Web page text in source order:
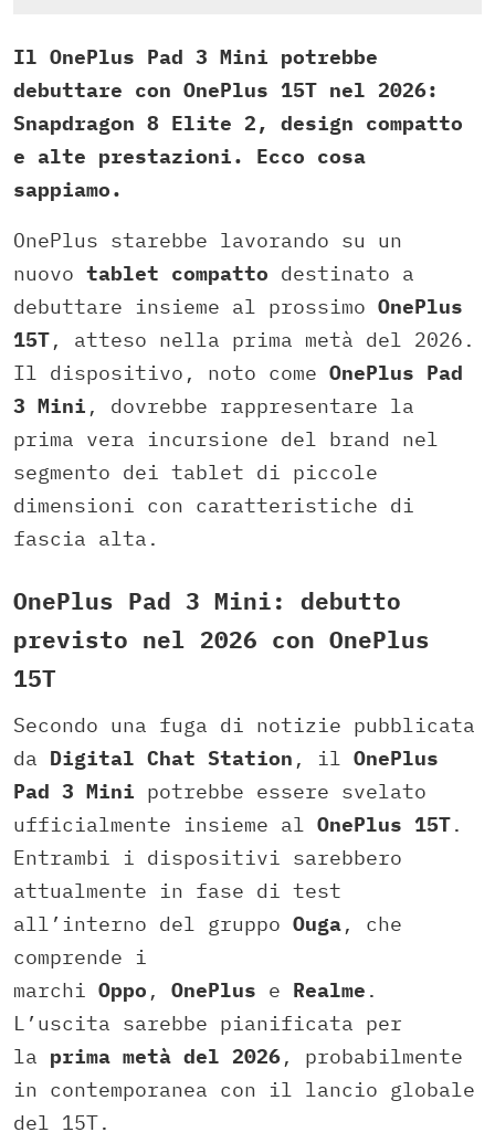
Il OnePlus Pad 3 Mini potrebbe
debuttare con OnePlus 15T nel 2026:
Snapdragon 8 Elite 2, design compatto
e alte prestazioni. Ecco cosa
sappiamo.
OnePlus starebbe lavorando su un
nuovo tablet compatto destinato a
debuttare insieme al prossimo OnePlus
15T, atteso nella prima metà del 2026.
Il dispositivo, noto come OnePlus Pad
3 Mini , dovrebbe rappresentare la
prima vera incursione del brand nel
segmento dei tablet di piccole
dimensioni con caratteristiche di
fascia alta.
OnePlus Pad 3 Mini: debutto
previsto nel 2026 con OnePlus
15T
Secondo una fuga di notizie pubblicata
da Digital Chat Station , il OnePlus
Pad 3 Mini potrebbe essere svelato
ufficialmente insieme al OnePlus 15T.
Entrambi i dispositivi sarebbero
attualmente in fase di test
all’interno del gruppo Ouga, che
comprende i
marchi Oppo , OnePlus e Realme .
L’uscita sarebbe pianificata per
la prima metà del 2026, probabilmente
in contemporanea con il lancio globale
del 15T.